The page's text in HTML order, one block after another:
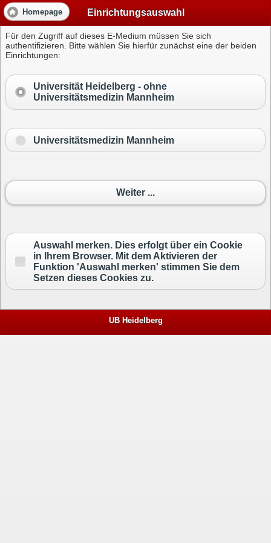
Homepage Einrichtungsauswahl
Für den Zugriff auf dieses E-Medium müssen Sie sich
authentifizieren. Bitte wählen Sie hierfür zunächst eine der beiden
Einrichtungen:
Universität Heidelberg - ohne
Universitätsmedizin Mannheim
Universitätsmedizin Mannheim
Weiter ...
Auswahl merken. Dies erfolgt über ein Cookie
in Ihrem Browser. Mit dem Aktivieren der
Funktion 'Auswahl merken' stimmen Sie dem
Setzen dieses Cookies zu.
UB Heidelberg